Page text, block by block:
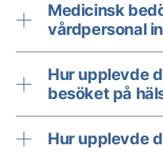
Medicinsk
vårdpersonal
Hur upplevde
besöket på
Hur upplevde